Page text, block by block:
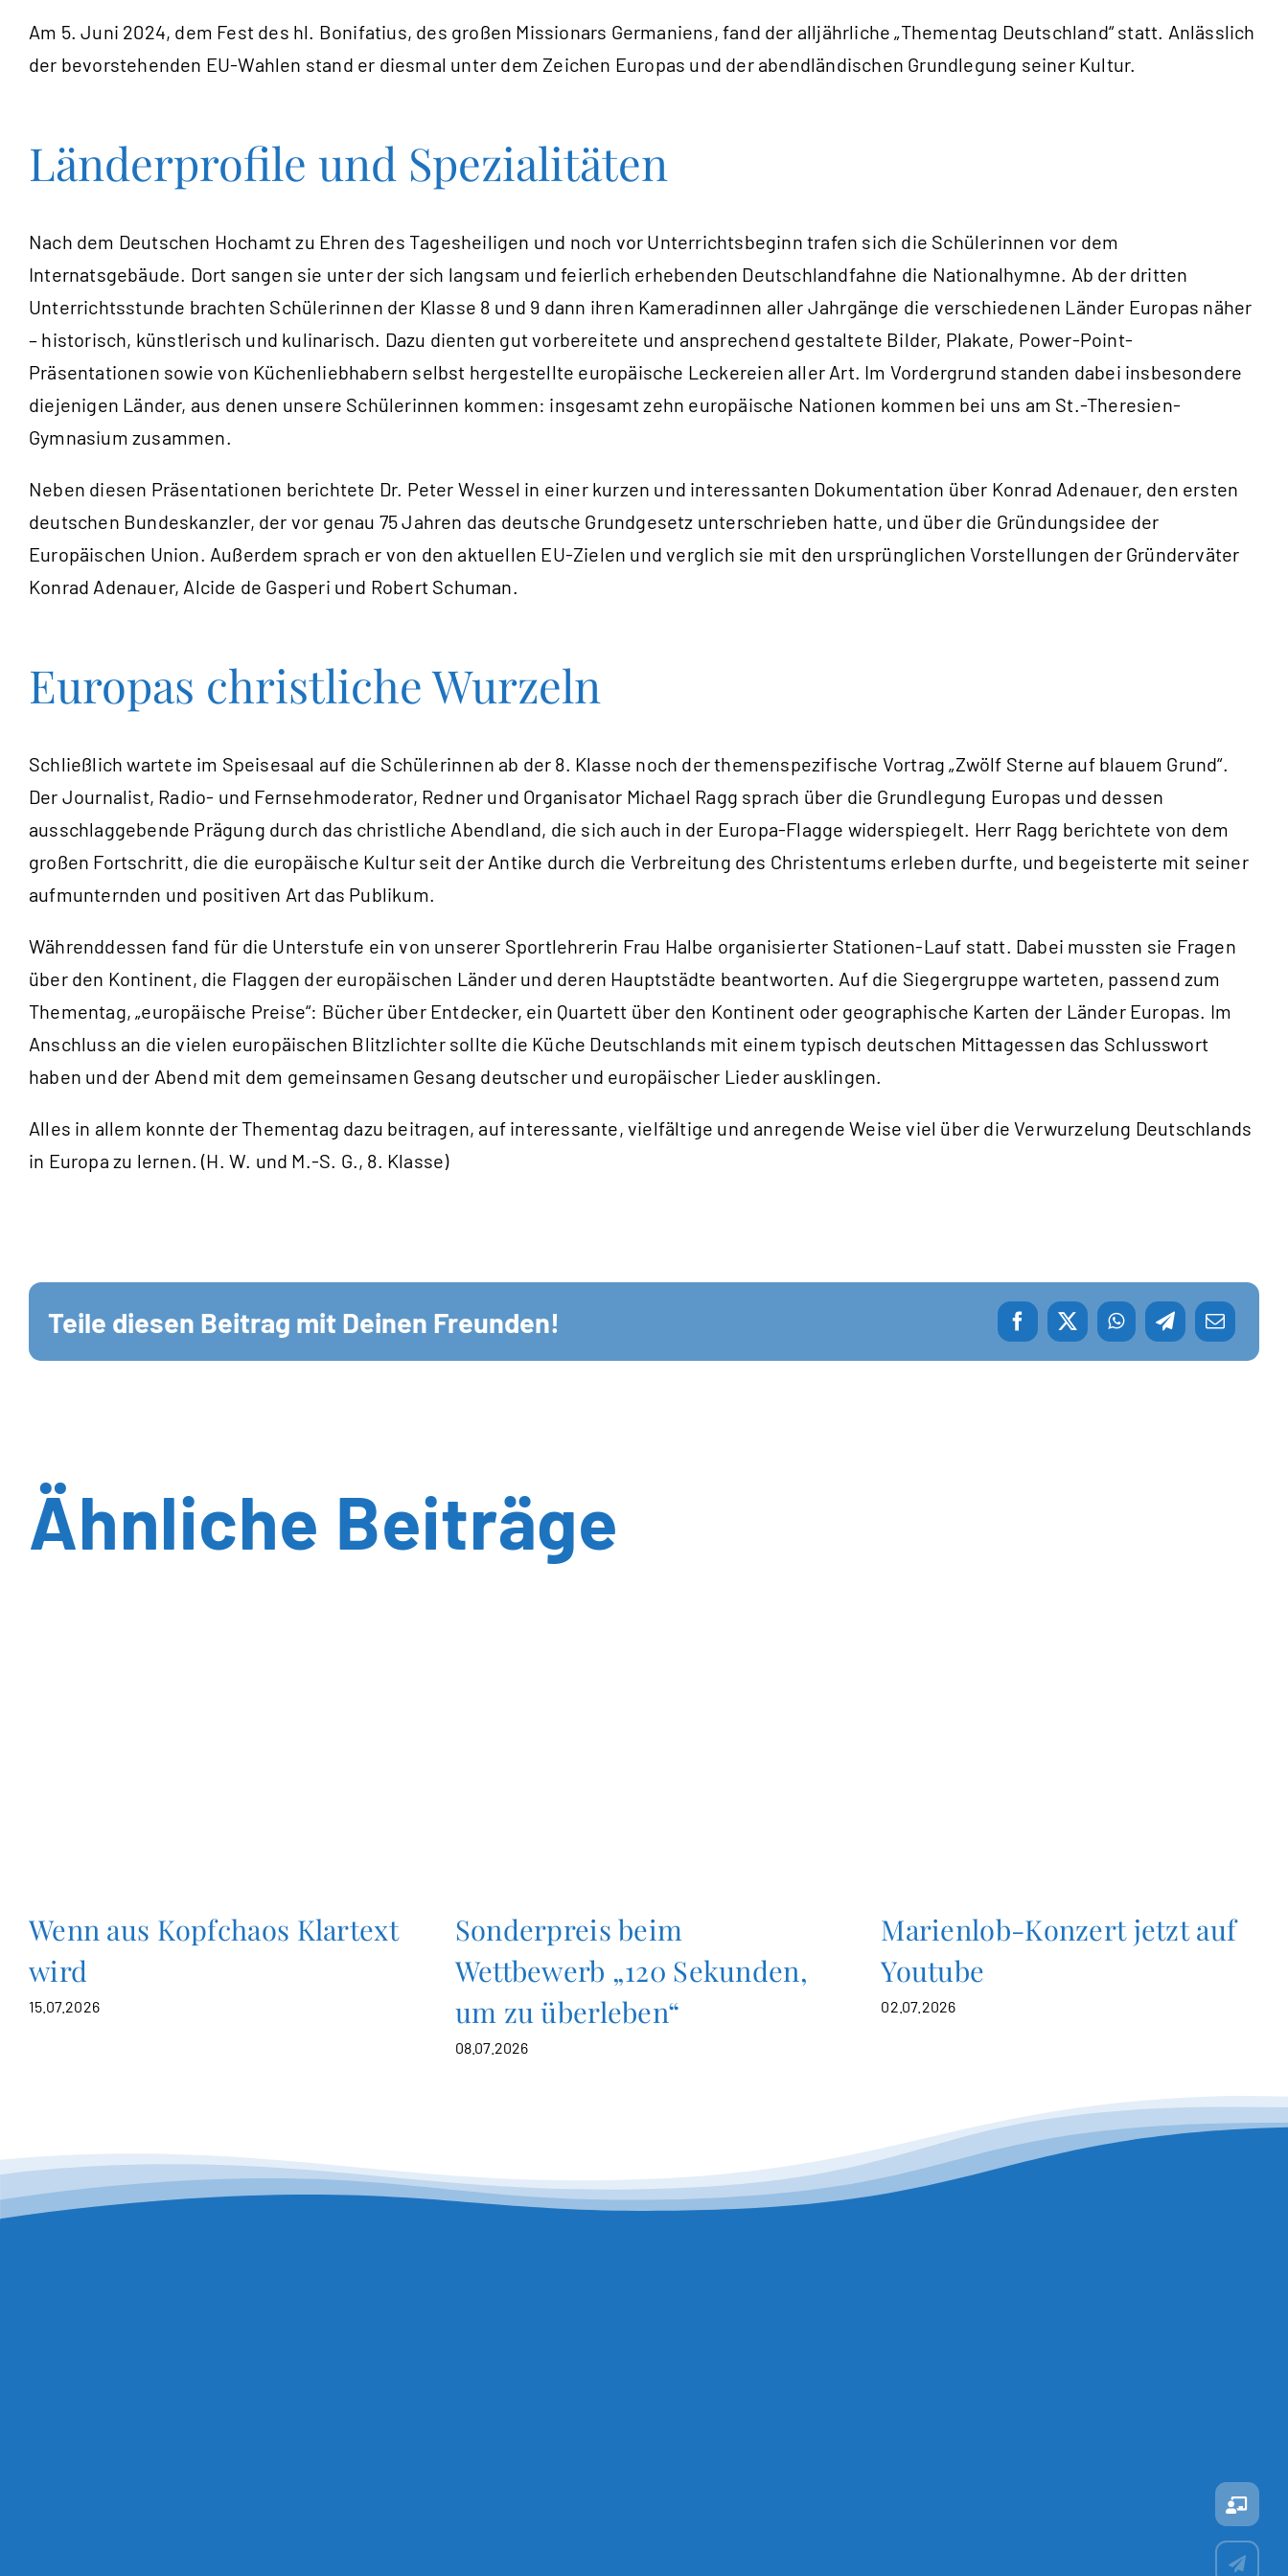
Am 5. Juni 2024, dem Fest des hl. Bonifatius, des großen Missionars Germaniens, fand der alljährliche „Thementag Deutschland“ statt. Anlässlich
der bevorstehenden EU-Wahlen stand er diesmal unter dem Zeichen Europas und der abendländischen Grundlegung seiner Kultur.
Länderprofile und Spezialitäten
Nach dem Deutschen Hochamt zu Ehren des Tagesheiligen und noch vor Unterrichtsbeginn trafen sich die Schülerinnen vor dem
Internatsgebäude. Dort sangen sie unter der sich langsam und feierlich erhebenden Deutschlandfahne die Nationalhymne. Ab der dritten
Unterrichtsstunde brachten Schülerinnen der Klasse 8 und 9 dann ihren Kameradinnen aller Jahrgänge die verschiedenen Länder Europas näher
– historisch, künstlerisch und kulinarisch. Dazu dienten gut vorbereitete und ansprechend gestaltete Bilder, Plakate, Power-Point-
Präsentationen sowie von Küchenliebhabern selbst hergestellte europäische Leckereien aller Art. Im Vordergrund standen dabei insbesondere
diejenigen Länder, aus denen unsere Schülerinnen kommen: insgesamt zehn europäische Nationen kommen bei uns am St.-Theresien-
Gymnasium zusammen.
Neben diesen Präsentationen berichtete Dr. Peter Wessel in einer kurzen und interessanten Dokumentation über Konrad Adenauer, den ersten
deutschen Bundeskanzler, der vor genau 75 Jahren das deutsche Grundgesetz unterschrieben hatte, und über die Gründungsidee der
Europäischen Union. Außerdem sprach er von den aktuellen EU-Zielen und verglich sie mit den ursprünglichen Vorstellungen der Gründerväter
Konrad Adenauer, Alcide de Gasperi und Robert Schuman.
Europas christliche Wurzeln
Schließlich wartete im Speisesaal auf die Schülerinnen ab der 8. Klasse noch der themenspezifische Vortrag „Zwölf Sterne auf blauem Grund“.
Der Journalist, Radio- und Fernsehmoderator, Redner und Organisator Michael Ragg sprach über die Grundlegung Europas und dessen
ausschlaggebende Prägung durch das christliche Abendland, die sich auch in der Europa-Flagge widerspiegelt. Herr Ragg berichtete von dem
großen Fortschritt, die die europäische Kultur seit der Antike durch die Verbreitung des Christentums erleben durfte, und begeisterte mit seiner
aufmunternden und positiven Art das Publikum.
Währenddessen fand für die Unterstufe ein von unserer Sportlehrerin Frau Halbe organisierter Stationen-Lauf statt. Dabei mussten sie Fragen
über den Kontinent, die Flaggen der europäischen Länder und deren Hauptstädte beantworten. Auf die Siegergruppe warteten, passend zum
Thementag, „europäische Preise“: Bücher über Entdecker, ein Quartett über den Kontinent oder geographische Karten der Länder Europas. Im
Anschluss an die vielen europäischen Blitzlichter sollte die Küche Deutschlands mit einem typisch deutschen Mittagessen das Schlusswort
haben und der Abend mit dem gemeinsamen Gesang deutscher und europäischer Lieder ausklingen.
Alles in allem konnte der Thementag dazu beitragen, auf interessante, vielfältige und anregende Weise viel über die Verwurzelung Deutschlands
in Europa zu lernen. (H. W. und M.-S. G., 8. Klasse)
Teile diesen Beitrag mit Deinen Freunden!
Ähnliche Beiträge
Wenn aus Kopfchaos Klartext
wird
15.07.2026
Sonderpreis beim
Wettbewerb „120 Sekunden,
um zu überleben“
08.07.2026
Marienlob-Konzert jetzt auf
Youtube
02.07.2026